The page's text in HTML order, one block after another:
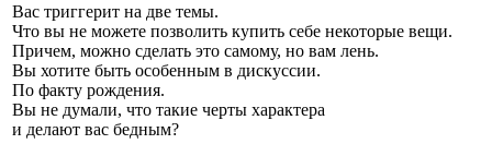
Вас триггерит на две темы.
Что вы не можете позволить купить себе некоторые вещи.
Причем, можно сделать это самому, но вам лень.
Вы хотите быть особенным в дискуссии.
По факту рождения.
Вы не думали, что такие черты характера
и делают вас бедным?